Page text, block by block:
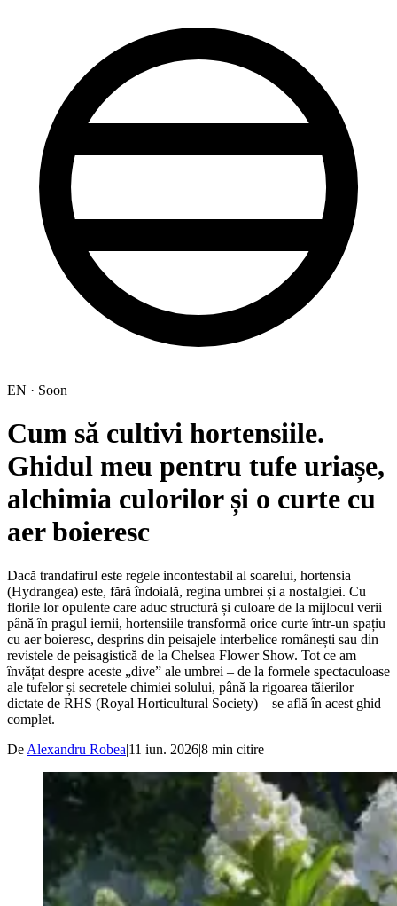
EN · Soon
Cum să cultivi hortensiile.
Ghidul meu pentru tufe uriașe,
alchimia culorilor și o curte cu
aer boieresc
Dacă trandafirul este regele incontestabil al soarelui, hortensia
(Hydrangea) este, fără îndoială, regina umbrei și a nostalgiei. Cu
florile lor opulente care aduc structură și culoare de la mijlocul verii
până în pragul iernii, hortensiile transformă orice curte într-un spațiu
cu aer boieresc, desprins din peisajele interbelice românești sau din
revistele de peisagistică de la Chelsea Flower Show. Tot ce am
învățat despre aceste „dive” ale umbrei – de la formele spectaculoase
ale tufelor și secretele chimiei solului, până la rigoarea tăierilor
dictate de RHS (Royal Horticultural Society) – se află în acest ghid
complet.
De Alexandru Robea|11 iun. 2026|8 min citire